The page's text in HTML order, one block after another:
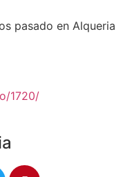
pasado en Alqueria
1720/